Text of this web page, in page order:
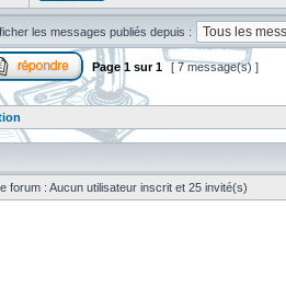
les messages publiés depuis :
Page 1 sur1 [ 7 message(s) ]
forum : Aucun utilisateur inscrit et 25 invité(s)